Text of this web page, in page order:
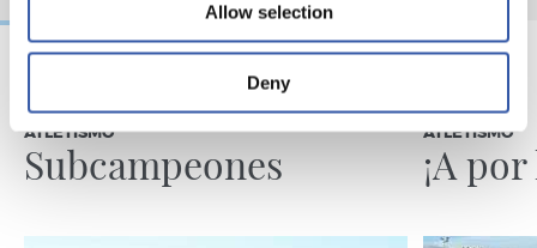
Allow selection
Deny
ATLETISMO
Subcampeones
ATLETISMO
¡A